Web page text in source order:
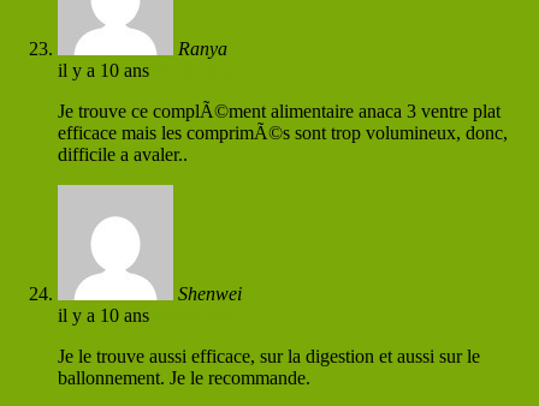
Ranya
il y a 10 ans
Je trouve ce complÃ©ment alimentaire anaca 3 ventre plat
efficace mais les comprimÃ©s sont trop volumineux, donc,
difficile a avaler..
Shenwei
il y a 10 ans
Je le trouve aussi efficace, sur la digestion et aussi sur le
ballonnement. Je le recommande.